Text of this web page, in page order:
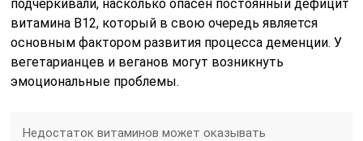
подчеркивали, насколько опасен постоянный дефицит
витамина B12, который в свою очередь является
основным фактором развития процесса деменции. У
вегетарианцев и веганов могут возникнуть
эмоциональные проблемы.
Недостаток витаминов может оказывать